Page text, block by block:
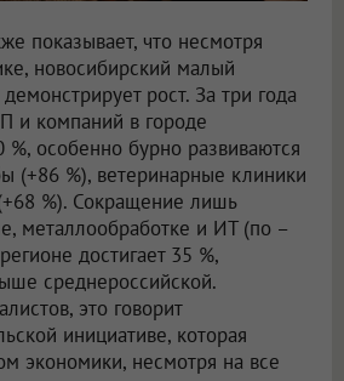
показывает, что несмотря
новосибирский малый
рост. За три года
и компаний в городе
%, особенно бурно развиваются
(+86 %), ветеринарные клиники
%). Сокращение лишь
металлообработке и ИТ (по –
достигает 35 %,
среднероссийской.
это говорит
инициативе, которая
экономики, несмотря на все